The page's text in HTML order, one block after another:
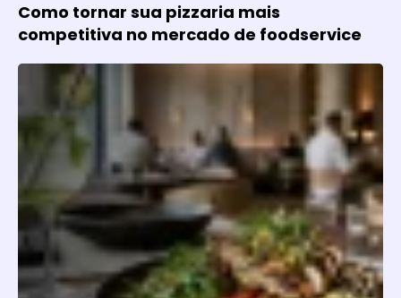
Como tornar sua pizzaria mais
competitiva no mercado de foodservice